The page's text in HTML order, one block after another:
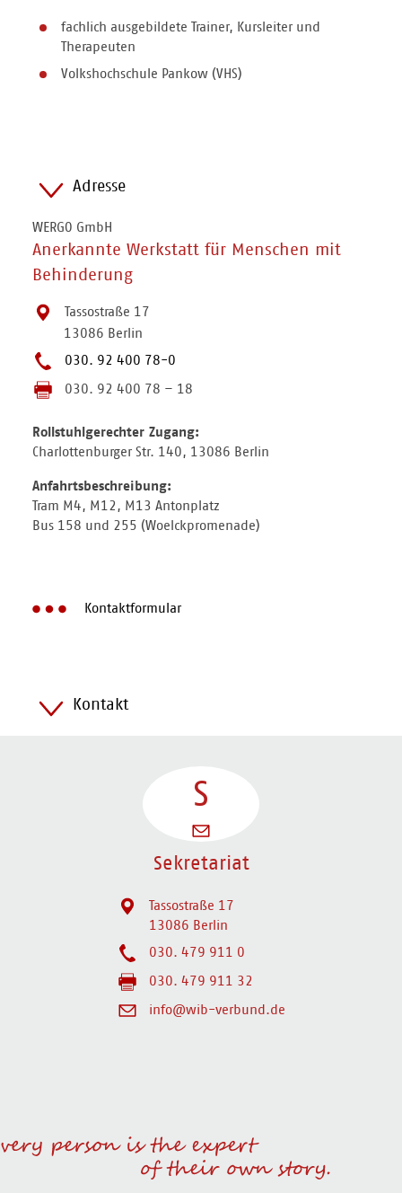
fachlich ausgebildete Trainer, Kursleiter und
Therapeuten
Volkshochschule Pankow (VHS)
Adresse
WERGO GmbH
Anerkannte Werkstatt für Menschen mit
Behinderung
Tassostraße 17
13086 Berlin
030. 92 400 78-0
030. 92 400 78 – 18
Rollstuhlgerechter Zugang:
Charlottenburger Str. 140, 13086 Berlin
Anfahrtsbeschreibung:
Tram M4, M12, M13 Antonplatz
Bus 158 und 255 (Woelckpromenade)
Kontaktformular
Kontakt
S
Sekretariat
Tassostraße 17
13086 Berlin
030. 479 911 0
030. 479 911 32
info@wib-verbund.de